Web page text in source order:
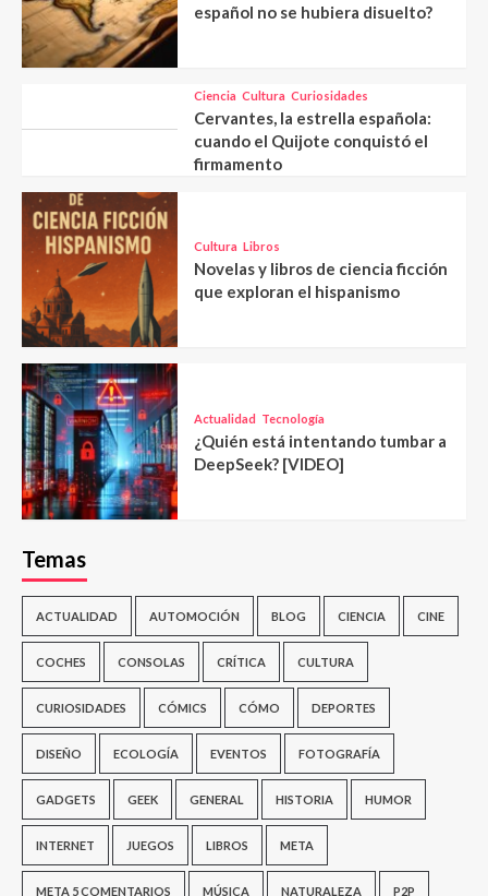
español no se hubiera disuelto?
Ciencia Cultura Curiosidades
Cervantes, la estrella española:
cuando el Quijote conquistó el
firmamento
Cultura Libros
Novelas y libros de ciencia ficción
que exploran el hispanismo
Actualidad Tecnología
¿Quién está intentando tumbar a
DeepSeek? [VIDEO]
Temas
ACTUALIDAD AUTOMOCIÓN BLOG CIENCIA CINE
COCHES CONSOLAS CRÍTICA CULTURA
CURIOSIDADES CÓMICS CÓMO DEPORTES
DISEÑO ECOLOGÍA EVENTOS FOTOGRAFÍA
GADGETS GEEK GENERAL HISTORIA HUMOR
INTERNET JUEGOS LIBROS META
META 5 COMENTARIOS MÚSICA NATURALEZA P2P